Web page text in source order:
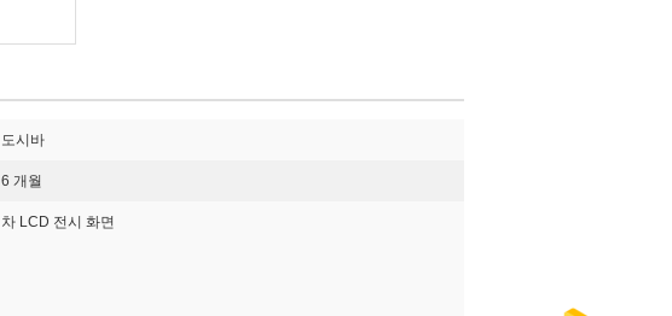
도시바
6 개월
차 LCD 전시 화면